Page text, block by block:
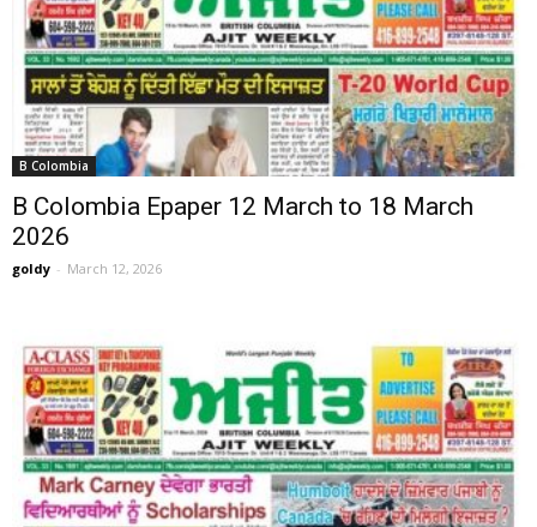
B Colombia
B Colombia Epaper 12 March to 18 March
2026
goldy - March 12, 2026